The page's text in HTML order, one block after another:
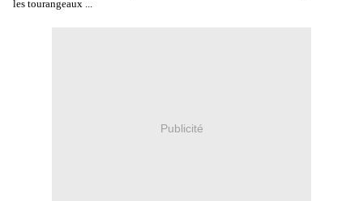
les tourangeaux ...
Publicité